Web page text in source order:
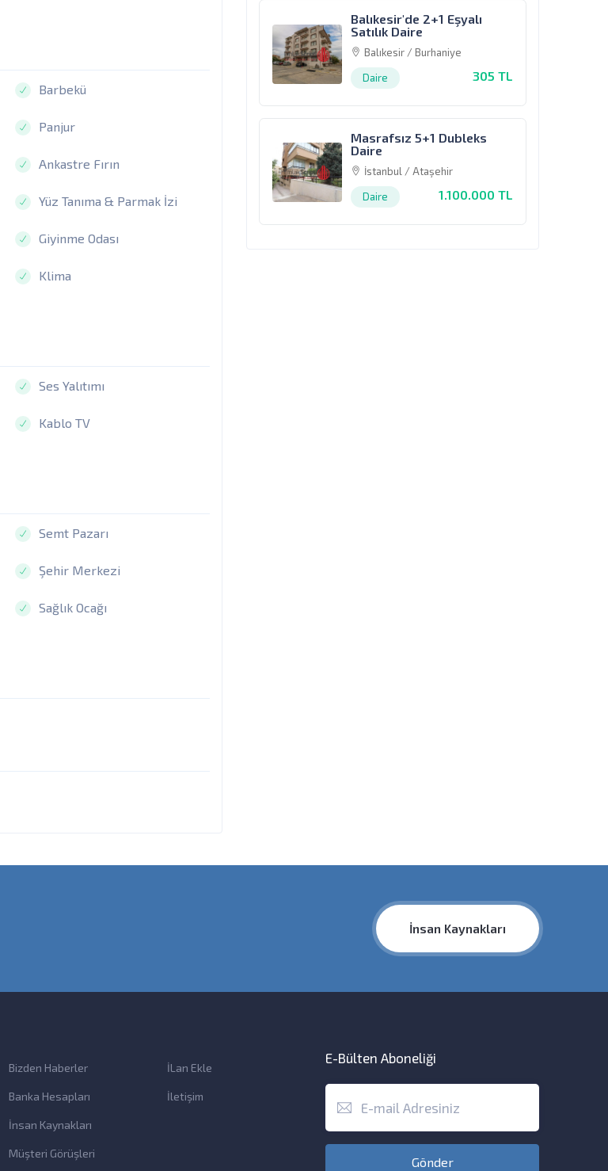
Barbekü
Panjur
Ankastre Fırın
Yüz Tanıma & Parmak İzi
Giyinme Odası
Klima
Ses Yalıtımı
Kablo TV
Semt Pazarı
Şehir Merkezi
Sağlık Ocağı
Balıkesir'de 2+1 Eşyalı
Satılık Daire
Balıkesir / Burhaniye
Daire
305 TL
Masrafsız 5+1 Dubleks
Daire
İstanbul / Ataşehir
Daire
1.100.000 TL
İnsan Kaynakları
Bizden Haberler
Banka Hesapları
İnsan Kaynakları
Müşteri Görüşleri
İLan Ekle
İletişim
E-Bülten Aboneliği
Gönder